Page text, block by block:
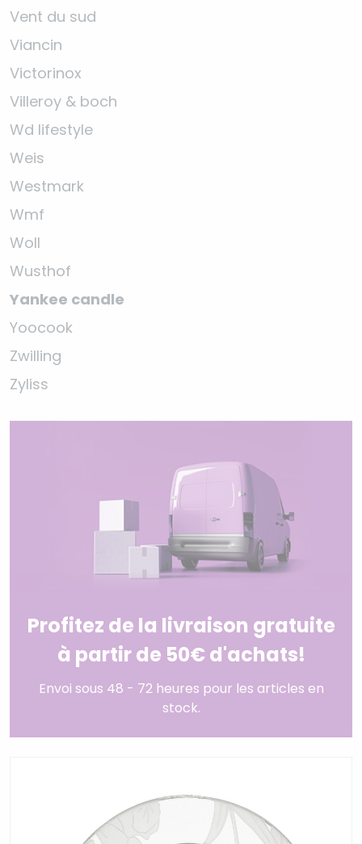
Vent du sud
Viancin
Victorinox
Villeroy & boch
Wd lifestyle
Weis
Westmark
Wmf
Woll
Wusthof
Yankee candle
Yoocook
Zwilling
Zyliss
Profitez de la livraison gratuite
à partir de 50€ d'achats!
Envoi sous 48 - 72 heures pour les articles en
stock.